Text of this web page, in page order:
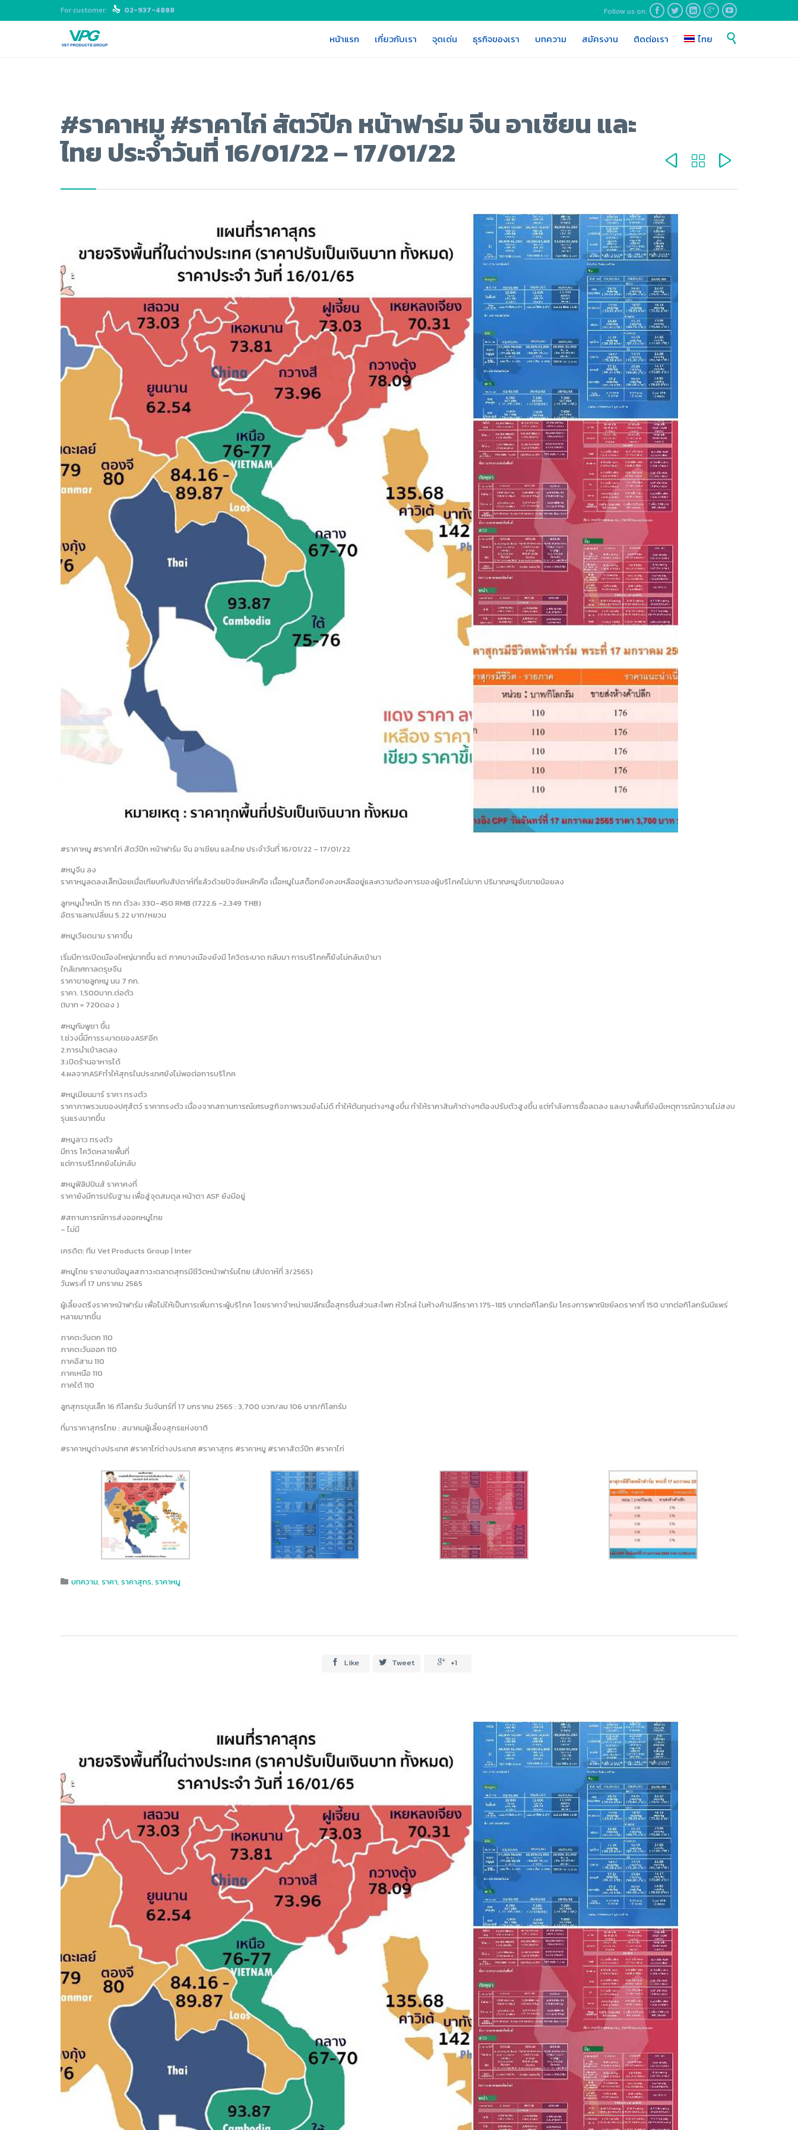
For customer:  02-937-4888 Follow us on:     
Skip
to
หน้าแรก เกี่ยวกับเรา จุดเด่น ธุรกิจของเรา บทความ สมัครงาน ติดต่อเรา ไทย 
#ราคาหมู #ราคาไก่ สัตว์ปีก หน้าฟาร์ม จีน อาเชียน และ
ไทย ประจำวันที่ 16/01/22 – 17/01/22   
#ราคาหมู #ราคาไก่ สัตว์ปีก หน้าฟาร์ม จีน อาเชียน และไทย ประจำวันที่ 16/01/22 – 17/01/22
#หมูจีน ลง
ราคาหมูลดลงเล็กน้อยเมื่อเทียบกับสัปดาห์ที่แล้วด้วยปัจจัยหลักคือ เนื้อหมูในสต็อกยังคงเหลืออยู่และความต้องการของผู้บริโภคไม่มาก ปริมาณหมูจับขายน้อยลง
ลูกหมูน้ำหนัก 15 กก ตัวละ 330-450 RMB (1722.6 -2,349 THB)
อัตราแลกเปลี่ยน 5.22 บาท/หยวน
#หมูเวียดนาม ราคาขึ้น
เริ่มมีการเปิดเมืองใหญ่มากขึ้น แต่ ภาคบางเมืองยังมี โควิดระบาด กลับมา การบริโภคก็ยังไม่กลับเข้ามา
ใกล้เทศกาลตรุษจีน
ราคาขายลูกหมู นน 7 กก.
ราคา. 1,500บาท.ต่อตัว
(1บาท = 720ดอง )
#หมูกัมพูชา ขึ้น
1.ช่วงนี้มีการระบาดของASFอีก
2.การนำเข้าลดลง
3.เปิดร้านอาหารได้
4.ผลจากASFทำให้สุกรในประเทศยังไม่พอต่อการบริโภค
#หมูเมียนมาร์ ราคา ทรงตัว
ราคาภาพรวมของปศุสัตว์ ราคาทรงตัว เนื่องจากสถานการณ์เศรษฐกิจภาพรวมยังไม่ดี ทำให้ต้นทุนต่างๆสูงขึ้น ทำให้ราคาสินค้าต่างๆต้องปรับตัวสูงขึ้น แต่กำลังการซื้อลดลง และบางพื้นที่ยังมีเหตุการณ์ความไม่สงบ
รุนแรงมากขึ้น
#หมูลาว ทรงตัว
มีการ โควิดหลายพื้นที่
แต่การบริโภคยังไม่กลับ
#หมูฟิลิปปินส์ ราคาคงที่
ราคายังมีการปรับฐาน เพื่อสู่จุดสมดุล หน้าตา ASF ยังมีอยู่
#สถานการณ์การส่งออกหมูไทย
– ไม่มี
เครดิต: ทีม Vet Products Group | Inter
#หมูไทย รายงานข้อมูลสภาวะตลาดสุกรมีชีวิตหน้าฟาร์มไทย (สัปดาห์ที่ 3/2565)
วันพระที่ 17 มกราคม 2565
ผู้เลี้ยงตรึงราคาหน้าฟาร์ม เพื่อไม่ให้เป็นการเพิ่มภาระผู้บริโภค โดยราคาจำหน่ายปลีกเนื้อสุกรชิ้นส่วนสะโพก หัวไหล่ ในห้างค้าปลีกราคา 175-185 บาทต่อกิโลกรัม โครงการพาณิชย์ลดราคาที่ 150 บาทต่อกิโลกรัมมีแพร่
หลายมากขึ้น
ภาคตะวันตก 110
ภาคตะวันออก 110
ภาคอีสาน 110
ภาคเหนือ 110
ภาคใต้ 110
ลูกสุกรขุนเล็ก 16 กิโลกรัม วันจันทร์ที่ 17 มกราคม 2565 : 3,700 บวก/ลบ 106 บาท/กิโลกรัม
ที่มาราคาสุกรไทย : สมาคมผู้เลี้ยงสุกรแห่งชาติ
#ราคาหมูต่างประเทศ #ราคาไก่ต่างประเทศ #ราคาสุกร #ราคาหมู #ราคาสัตว์ปีก #ราคาไก่
 Category
บทความ, ราคา, ราคาสุกร, ราคาหมู
 Like  Tweet  +1